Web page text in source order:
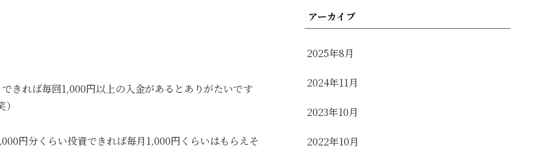
きれば毎回1,000円以上の入金があるとありがたいです
円分くらい投資できれば毎月1,000円くらいはもらえそ
アーカイブ
2025年8月
2024年11月
2023年10月
2022年10月